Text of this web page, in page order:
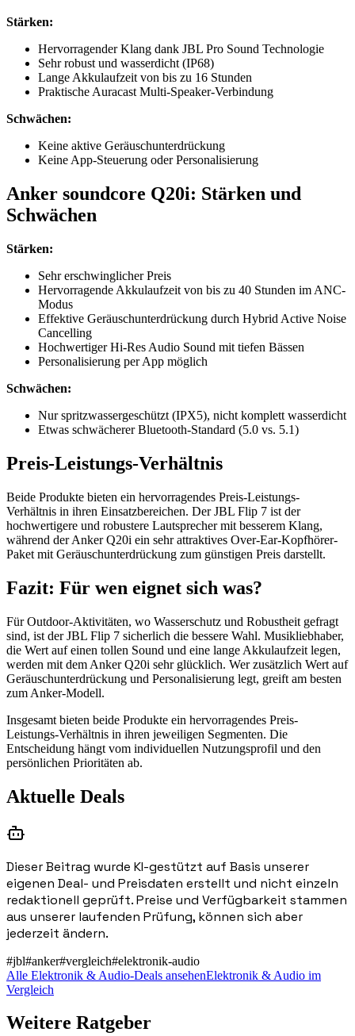
Stärken:
Hervorragender Klang dank JBL Pro Sound Technologie
Sehr robust und wasserdicht (IP68)
Lange Akkulaufzeit von bis zu 16 Stunden
Praktische Auracast Multi-Speaker-Verbindung
Schwächen:
Keine aktive Geräuschunterdrückung
Keine App-Steuerung oder Personalisierung
Anker soundcore Q20i: Stärken und
Schwächen
Stärken:
Sehr erschwinglicher Preis
Hervorragende Akkulaufzeit von bis zu 40 Stunden im ANC-
Modus
Effektive Geräuschunterdrückung durch Hybrid Active Noise
Cancelling
Hochwertiger Hi-Res Audio Sound mit tiefen Bässen
Personalisierung per App möglich
Schwächen:
Nur spritzwassergeschützt (IPX5), nicht komplett wasserdicht
Etwas schwächerer Bluetooth-Standard (5.0 vs. 5.1)
Preis-Leistungs-Verhältnis
Beide Produkte bieten ein hervorragendes Preis-Leistungs-
Verhältnis in ihren Einsatzbereichen. Der JBL Flip 7 ist der
hochwertigere und robustere Lautsprecher mit besserem Klang,
während der Anker Q20i ein sehr attraktives Over-Ear-Kopfhörer-
Paket mit Geräuschunterdrückung zum günstigen Preis darstellt.
Fazit: Für wen eignet sich was?
Für Outdoor-Aktivitäten, wo Wasserschutz und Robustheit gefragt
sind, ist der JBL Flip 7 sicherlich die bessere Wahl. Musikliebhaber,
die Wert auf einen tollen Sound und eine lange Akkulaufzeit legen,
werden mit dem Anker Q20i sehr glücklich. Wer zusätzlich Wert auf
Geräuschunterdrückung und Personalisierung legt, greift am besten
zum Anker-Modell.
Insgesamt bieten beide Produkte ein hervorragendes Preis-
Leistungs-Verhältnis in ihren jeweiligen Segmenten. Die
Entscheidung hängt vom individuellen Nutzungsprofil und den
persönlichen Prioritäten ab.
Aktuelle Deals
Dieser Beitrag wurde KI-gestützt auf Basis unserer
eigenen Deal- und Preisdaten erstellt und nicht einzeln
redaktionell geprüft. Preise und Verfügbarkeit stammen
aus unserer laufenden Prüfung, können sich aber
jederzeit ändern.
#jbl#anker#vergleich#elektronik-audio
Alle Elektronik & Audio-Deals ansehenElektronik & Audio im
Vergleich
Weitere Ratgeber